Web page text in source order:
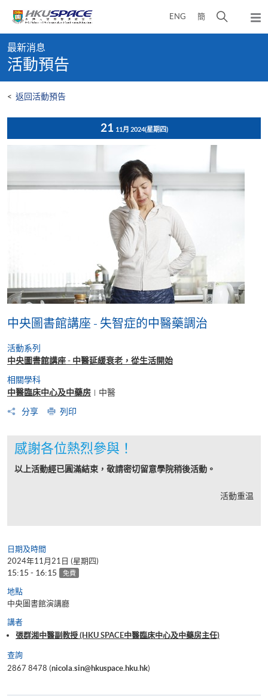
content
ENG 簡
開
彈
出
content
start
最新消息
活動預告
< 返回活動預告
21 11月 2024(星期四)
中央圖書館講座 - 失智症的中醫藥調治
活動系列
中央圖書館講座 - 中醫延緩衰老，從生活開始
相關學科
中醫臨床中心及中藥房 | 中醫
分享
列印
感謝各位熱烈參與！
以上活動經已圓滿結束，敬請密切留意學院稍後活動。
活動重温
日期及時間
2024年11月21日 (星期四)
15:15 - 16:15 免費
地點
中央圖書館演講廳
講者
張群湘中醫副教授 (HKU SPACE中醫臨床中心及中藥房主任)
查詢
2867 8478 (nicola.sin@hkuspace.hku.hk)